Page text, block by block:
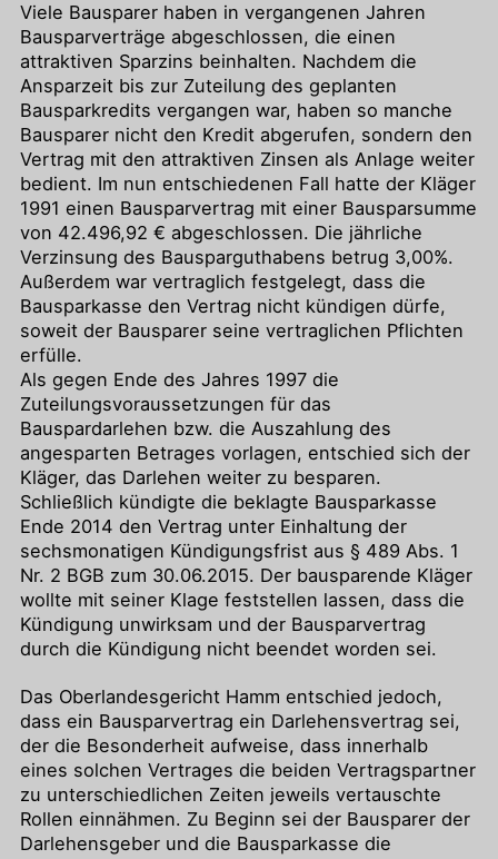
Viele Bausparer haben in vergangenen Jahren
Bausparverträge abgeschlossen, die einen
attraktiven Sparzins beinhalten. Nachdem die
Ansparzeit bis zur Zuteilung des geplanten
Bausparkredits vergangen war, haben so manche
Bausparer nicht den Kredit abgerufen, sondern den
Vertrag mit den attraktiven Zinsen als Anlage weiter
bedient. Im nun entschiedenen Fall hatte der Kläger
1991 einen Bausparvertrag mit einer Bausparsumme
von 42.496,92 € abgeschlossen. Die jährliche
Verzinsung des Bausparguthabens betrug 3,00%.
Außerdem war vertraglich festgelegt, dass die
Bausparkasse den Vertrag nicht kündigen dürfe,
soweit der Bausparer seine vertraglichen Pflichten
erfülle.
Als gegen Ende des Jahres 1997 die
Zuteilungsvoraussetzungen für das
Bauspardarlehen bzw. die Auszahlung des
angesparten Betrages vorlagen, entschied sich der
Kläger, das Darlehen weiter zu besparen.
Schließlich kündigte die beklagte Bausparkasse
Ende 2014 den Vertrag unter Einhaltung der
sechsmonatigen Kündigungsfrist aus § 489 Abs. 1
Nr. 2 BGB zum 30.06.2015. Der bausparende Kläger
wollte mit seiner Klage feststellen lassen, dass die
Kündigung unwirksam und der Bausparvertrag
durch die Kündigung nicht beendet worden sei.
Das Oberlandesgericht Hamm entschied jedoch,
dass ein Bausparvertrag ein Darlehensvertrag sei,
der die Besonderheit aufweise, dass innerhalb
eines solchen Vertrages die beiden Vertragspartner
zu unterschiedlichen Zeiten jeweils vertauschte
Rollen einnähmen. Zu Beginn sei der Bausparer der
Darlehensgeber und die Bausparkasse die